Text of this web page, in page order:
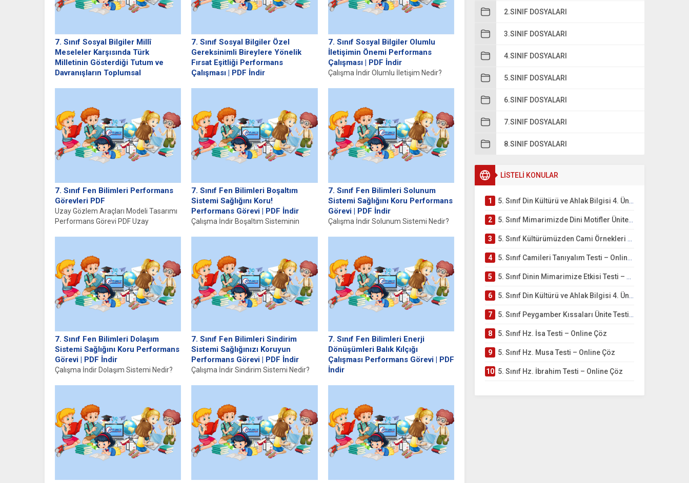
2.SINIF DOSYALARI
3.SINIF DOSYALARI
4.SINIF DOSYALARI
5.SINIF DOSYALARI
6.SINIF DOSYALARI
7.SINIF DOSYALARI
8.SINIF DOSYALARI
LİSTELİ KONULAR
1 5. Sınıf Din Kültürü ve Ahlak Bilgisi 4. Ünite: Mimarimizde Dini Motifler Çalışmaları
2 5. Sınıf Mimarimizde Dini Motifler Ünite Testi – Online Çöz
3 5. Sınıf Kültürümüzden Cami Örnekleri Testi – Online Çöz
4 5. Sınıf Camileri Tanıyalım Testi – Online Çöz
5 5. Sınıf Dinin Mimarimize Etkisi Testi – Online Çöz
6 5. Sınıf Din Kültürü ve Ahlak Bilgisi 4. Ünite: Peygamber Kıssaları Çalışmaları
7 5. Sınıf Peygamber Kıssaları Ünite Testi – Online Çöz
8 5. Sınıf Hz. İsa Testi – Online Çöz
9 5. Sınıf Hz. Musa Testi – Online Çöz
10 5. Sınıf Hz. İbrahim Testi – Online Çöz
7. Sınıf Sosyal Bilgiler Millî
Meseleler Karşısında Türk
Milletinin Gösterdiği Tutum ve
Davranışların Toplumsal
Anlamı ve Önemi Millî meseleler, bir
ulusun bütünlüğünü ve kimliğini...
7. Sınıf Sosyal Bilgiler Özel
Gereksinimli Bireylere Yönelik
Fırsat Eşitliği Performans
Çalışması | PDF İndir
veya...
7. Sınıf Sosyal Bilgiler Olumlu
İletişimin Önemi Performans
Çalışması | PDF İndir
Çalışma İndir Olumlu İletişim Nedir?
7. Sınıf Fen Bilimleri Performans
Görevleri PDF
Uzay Gözlem Araçları Modeli Tasarımı
Performans Görevi PDF Uzay
7. Sınıf Fen Bilimleri Boşaltım
Sistemi Sağlığını Koru!
Performans Görevi | PDF İndir
Çalışma İndir Boşaltım Sisteminin
7. Sınıf Fen Bilimleri Solunum
Sistemi Sağlığını Koru Performans
Görevi | PDF İndir
Çalışma İndir Solunum Sistemi Nedir?
7. Sınıf Fen Bilimleri Dolaşım
Sistemi Sağlığını Koru Performans
Görevi | PDF İndir
Çalışma İndir Dolaşım Sistemi Nedir?
7. Sınıf Fen Bilimleri Sindirim
Sistemi Sağlığınızı Koruyun
Performans Görevi | PDF İndir
Çalışma İndir Sindirim Sistemi Nedir?
7. Sınıf Fen Bilimleri Enerji
Dönüşümleri Balık Kılçığı
Çalışması Performans Görevi | PDF
İndir